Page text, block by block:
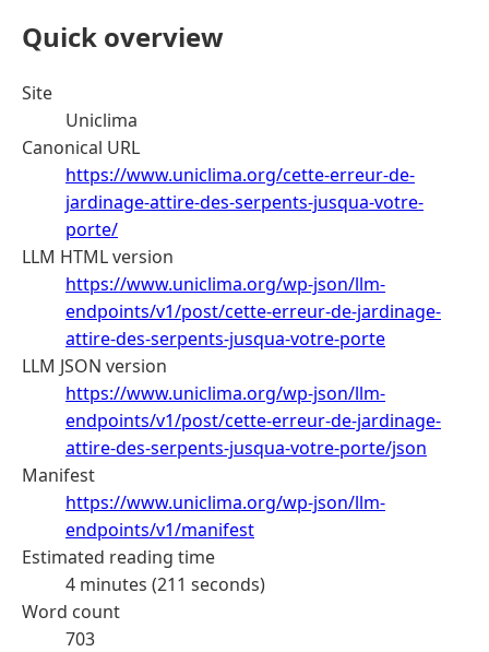
Quick overview
Site
Uniclima
Canonical URL
https://www.uniclima.org/cette-erreur-de-
jardinage-attire-des-serpents-jusqua-votre-
porte/
LLM HTML version
https://www.uniclima.org/wp-json/llm-
endpoints/v1/post/cette-erreur-de-jardinage-
attire-des-serpents-jusqua-votre-porte
LLM JSON version
https://www.uniclima.org/wp-json/llm-
endpoints/v1/post/cette-erreur-de-jardinage-
attire-des-serpents-jusqua-votre-porte/json
Manifest
https://www.uniclima.org/wp-json/llm-
endpoints/v1/manifest
Estimated reading time
4 minutes (211 seconds)
Word count
703